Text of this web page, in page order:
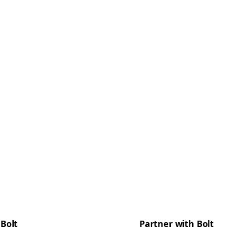
Bolt Partner with Bolt